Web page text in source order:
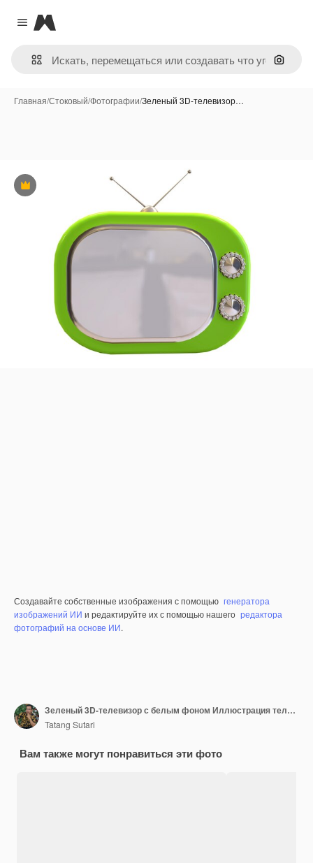
Close menu
Magnific
Поиск
Главная/Стоковый/Фотографии/Зеленый 3D-телевизор…
Премиум
Создавайте собственные изображения с помощью генератора
изображений ИИ и редактируйте их с помощью нашего редактора
фотографий на основе ИИ.
Зеленый 3D-телевизор с белым фоном Иллюстрация телевизора в старом стиле 3D-рендеринг
Tatang Sutari
Вам также могут понравиться эти фото